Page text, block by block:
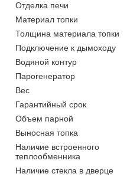
Отделка печи
Материал топки
Толщина материала топки
Подключение к дымоходу
Водяной контур
Парогенератор
Вес
Гарантийный срок
Объем парной
Выносная топка
Наличие встроенного
теплообменника
Наличие стекла в дверце